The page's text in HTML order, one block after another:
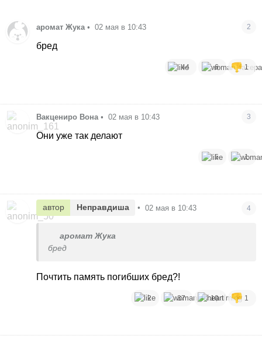
аромат Жука • 02 мая в 10:43 2
бред
44 6 1
Вакцениро Вона • 02 мая в 10:43 3
Они уже так делают
5 1
автор Неправдиша • 02 мая в 10:43 4
аромат Жука
бред
Почтить память погибших бред?!
2 37 10 1